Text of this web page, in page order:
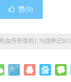
赞(0)
热血传奇单机1.76战神记